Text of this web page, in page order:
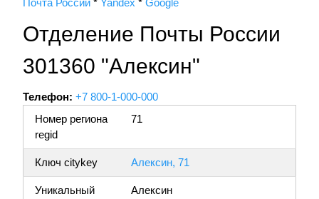
Почта России * Yandex * Google
Отделение Почты России
301360 "Алексин"
Телефон: +7 800-1-000-000
Номер региона
regid
71
Ключ citykey Алексин, 71
Уникальный
Алексин